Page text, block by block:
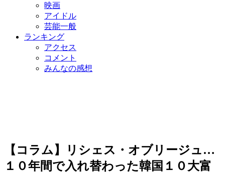
映画
アイドル
芸能一般
ランキング
アクセス
コメント
みんなの感想
【コラム】リシェス・オブリージュ…
１０年間で入れ替わった韓国１０大富